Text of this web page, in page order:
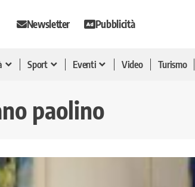
Newsletter Pubblicità
Sport Eventi Video Turismo
paolino